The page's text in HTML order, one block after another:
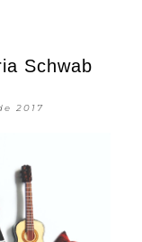
Schwab
2017